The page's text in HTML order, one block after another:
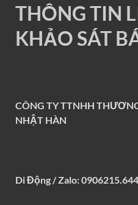
THÔNG TIN
KHẢO SÁT
CÔNG TY TTNHH
NHẬT HÀN
Di Động / Zalo: 0906215.644